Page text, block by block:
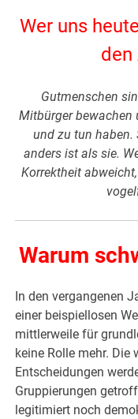
Wer uns
den
Gutmenschen
Mitbürger bewachen
und zu tun haben.
anders ist als sie.
Korrektheit
Warum
In den vergangenen
einer beispiellosen
mittlerweile für
keine Rolle mehr.
Entscheidungen
Gruppierungen
legitimiert noch